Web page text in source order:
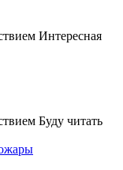
Интересная
Буду читать